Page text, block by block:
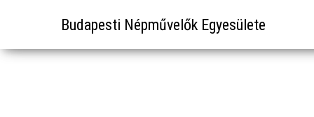
Budapesti Népművelők Egyesülete